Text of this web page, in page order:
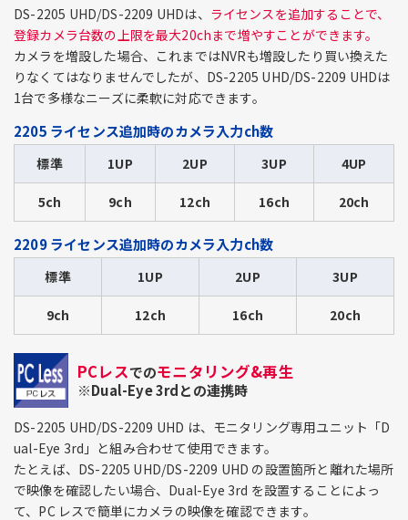
DS-2205 UHD/DS-2209 UHDは、 ライセンスを追加することで、
登録カメラ台数の上限を最大20chまで増やすことができます。
カメラを増設した場合、これまではNVRも増設したり買い換えた
りなくてはなりませんでしたが、DS-2205 UHD/DS-2209 UHDは
1台で多様なニーズに柔軟に対応できます。
2205 ライセンス追加時のカメラ入力ch数
標準 1UP 2UP 3UP 4UP
5ch 9ch 12ch 16ch 20ch
2209 ライセンス追加時のカメラ入力ch数
標準 1UP 2UP 3UP
9ch 12ch 16ch 20ch
PCレスでのモニタリング&再生
※Dual-Eye 3rdとの連携時
DS-2205 UHD/DS-2209 UHD は、モニタリング専用ユニット「D
ual-Eye 3rd」と組み合わせて使用できます。
たとえば、DS-2205 UHD/DS-2209 UHD の設置箇所と離れた場所
で映像を確認したい場合、Dual-Eye 3rd を設置することによっ
て、PC レスで簡単にカメラの映像を確認できます。